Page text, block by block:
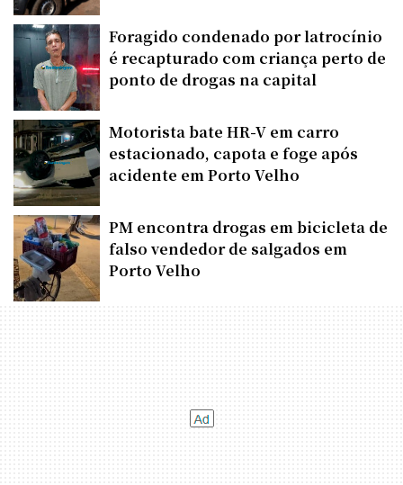
Foragido condenado por latrocínio
é recapturado com criança perto de
ponto de drogas na capital
Motorista bate HR-V em carro
estacionado, capota e foge após
acidente em Porto Velho
PM encontra drogas em bicicleta de
falso vendedor de salgados em
Porto Velho